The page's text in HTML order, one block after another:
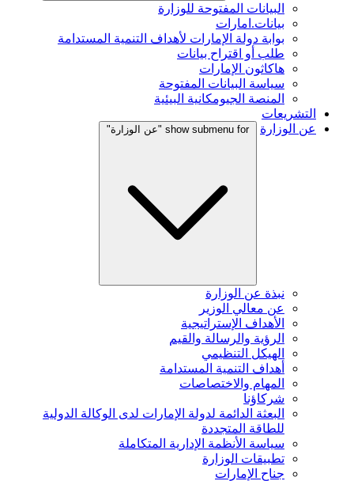
البيانات المفتوحة للوزارة
بيانات.امارات
بوابة دولة الإمارات لأهداف التنمية المستدامة
طلب أو اقتراح بيانات
هاكاثون الإمارات
سياسة البيانات المفتوحة
المنصة الجيومكانية البيئية
التشريعات
عن الوزارة
show submenu for "عن الوزارة"
نبذة عن الوزارة
عن معالي الوزير
الأهداف الإستراتيجية
الرؤية والرسالة والقيم
الهيكل التنظيمي
أهداف التنمية المستدامة
المهام والاختصاصات
شركاؤنا
البعثة الدائمة لدولة الإمارات لدى الوكالة الدولية
للطاقة المتجددة
سياسة الأنظمة الإدارية المتكاملة
تطبيقات الوزارة
جناح الإمارات